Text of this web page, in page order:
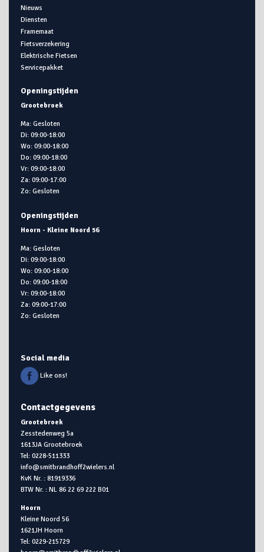
Nieuws
Diensten
Framemaat
Fietsverzekering
Elektrische Fietsen
Servicepakket
Openingstijden
Grootebroek
Ma: Gesloten
Di: 09:00-18:00
Wo: 09:00-18:00
Do: 09:00-18:00
Vr: 09:00-18:00
Za: 09:00-17:00
Zo: Gesloten
Openingstijden
Hoorn - Kleine Noord 56
Ma: Gesloten
Di: 09:00-18:00
Wo: 09:00-18:00
Do: 09:00-18:00
Vr: 09:00-18:00
Za: 09:00-17:00
Zo: Gesloten
Social media
Like ons!
Contactgegevens
Grootebroek
Zesstedenweg 5a
1613JA Grootebroek
Tel: 0228-511333
info@smitbrandhoff2wielers.nl
KvK Nr. : 81919336
BTW Nr. : NL 86 22 69 222 B01
Hoorn
Kleine Noord 56
1621JH Hoorn
Tel: 0229-215729